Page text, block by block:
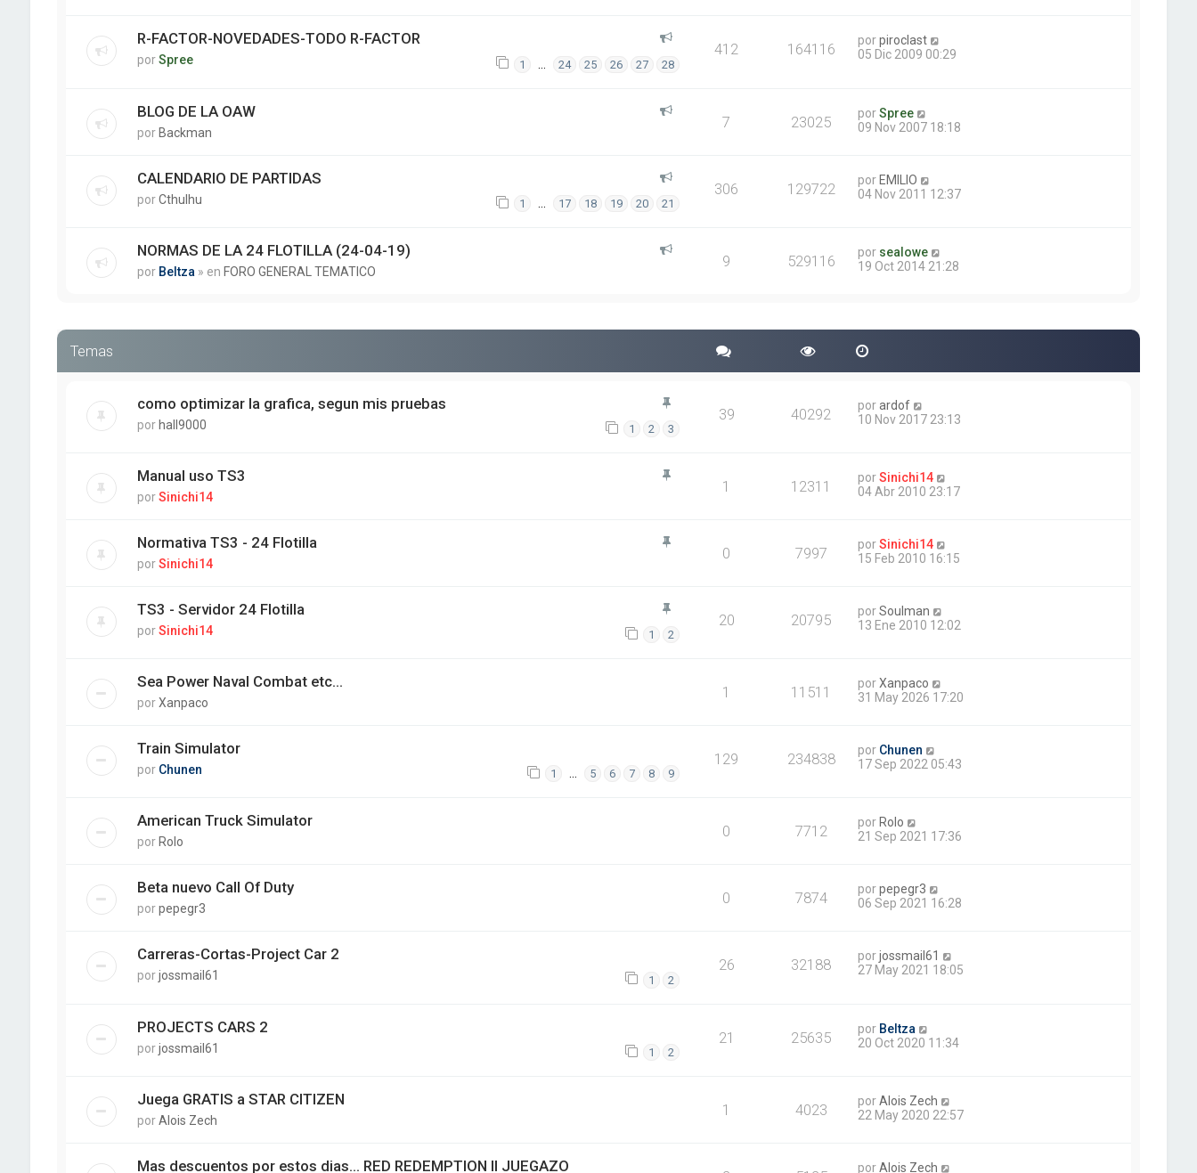
R-FACTOR-NOVEDADES-TODO R-FACTOR
porSpree 1 24 25 26 27 28
412 164116 porpiroclast
05 Dic 2009 00:29
BLOG DE LA OAW
porBackman
7 23025 porSpree
09 Nov 2007 18:18
CALENDARIO DE PARTIDAS
porCthulhu 1 17 18 19 20 21
306 129722 porEMILIO
04 Nov 2011 12:37
NORMAS DE LA 24 FLOTILLA (24-04-19)
por Beltza » en FORO GENERAL TEMATICO
9 529116 por sealowe
19 Oct 2014 21:28
Temas
como optimizar la grafica, segun mis pruebas
por hall9000 1 2 3
39 40292 porardof
10 Nov 2017 23:13
Manual uso TS3
porSinichi14
1 12311 porSinichi14
04 Abr 2010 23:17
Normativa TS3 - 24 Flotilla
porSinichi14
0 7997 porSinichi14
15 Feb 2010 16:15
TS3 - Servidor 24 Flotilla
porSinichi14 1 2
20 20795 porSoulman
13 Ene 2010 12:02
Sea Power Naval Combat etc...
porXanpaco
1 11511 porXanpaco
31 May 2026 17:20
Train Simulator
por Chunen 1 … 5 6 7 8 9
129 234838 por Chunen
17 Sep 2022 05:43
American Truck Simulator
por Rolo
0 7712 por Rolo
21 Sep 2021 17:36
Beta nuevo Call Of Duty
porpepegr3
0 7874 porpepegr3
06 Sep 2021 16:28
Carreras-Cortas-Project Car 2
porjossmail61 1 2
26 32188 porjossmail61
27 May 2021 18:05
PROJECTS CARS 2
porjossmail61 1 2
21 25635 por Beltza
20 Oct 2020 11:34
Juega GRATIS a STAR CITIZEN
porAlois Zech
1 4023 porAlois Zech
22 May 2020 22:57
Mas descuentos por estos dias... RED REDEMPTION II JUEGAZO porAlois Zech